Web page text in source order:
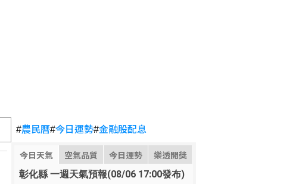
#農民曆#今日運勢#金融股配息
今日天氣 空氣品質 今日運勢 樂透開獎
彰化縣 一週天氣預報(08/06 17:00發布)